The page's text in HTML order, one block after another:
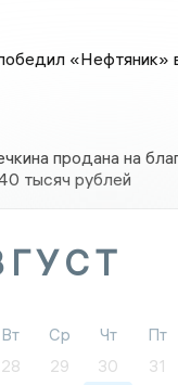
«Нефтяник»
продана на
тысяч рублей
Вт Ср Чт Пт
28 29 30 31